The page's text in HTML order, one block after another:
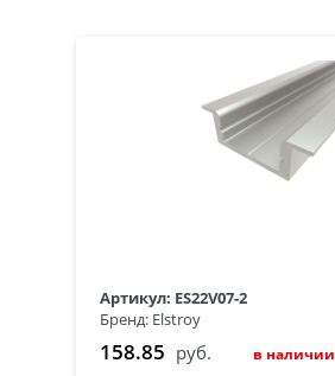
Артикул: ES22V07-2
Бренд: Elstroy
158.85 руб. в наличии